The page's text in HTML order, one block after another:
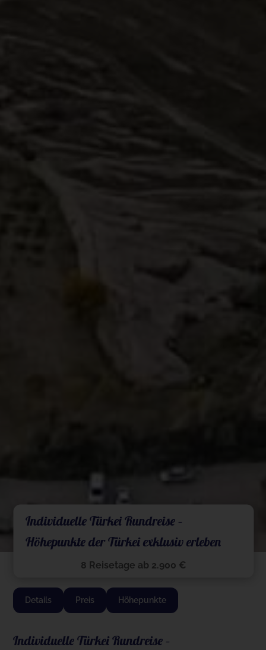
Individuelle Türkei Rundreise –
Höhepunkte der Türkei exklusiv erleben
8 Reisetage ab 2.900 €
Details Preis Höhepunkte
Individuelle Türkei Rundreise –